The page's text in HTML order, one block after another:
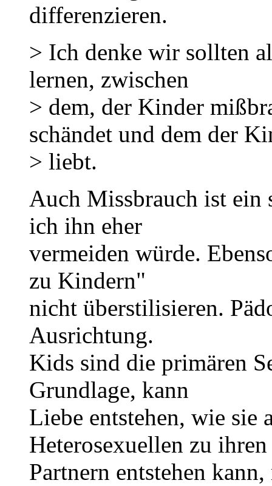
differenzieren.
> Ich denke wir sollten
lernen, zwischen
> dem, der Kinder
schändet und dem der
> liebt.
Auch Missbrauch ist ein
ich ihn eher
vermeiden würde.
zu Kindern"
nicht überstilisieren.
Ausrichtung.
Kids sind die primären
Grundlage, kann
Liebe entstehen, wie sie
Heterosexuellen zu ihren
Partnern entstehen